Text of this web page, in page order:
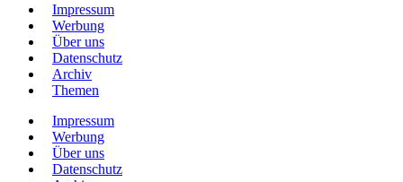
Impressum
Werbung
Über uns
Datenschutz
Archiv
Themen
Impressum
Werbung
Über uns
Datenschutz